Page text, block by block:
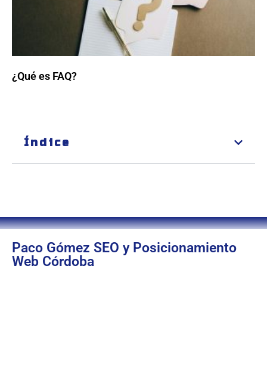
Índice
¿Qué es FAQ?
Paco Gómez SEO y Posicionamiento
Web Córdoba